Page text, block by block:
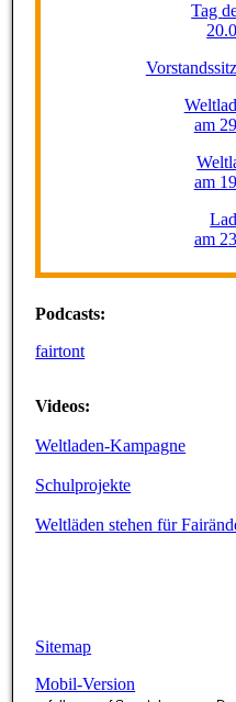
Tag
am
am
am
Podcasts:
fairtont
Videos:
Weltladen-Kampagne
Schulprojekte
Weltläden stehen für
Sitemap
Mobil-Version